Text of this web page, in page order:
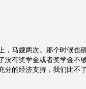
，马嫂两次。那个时候也
没有奖学金或者奖学金不
分的经济支持，我们比不了